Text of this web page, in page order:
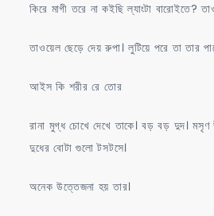
কিরে মাগী তরে না কইছি ল্যাংটা বারোইতে?
তাওয়েল ছেড়ে দেয় রুপা। লুটিয়ে পরে তা তার
আইস কি শরীর রে তোর
রানা মুগ্ধ চোখে দেখে তাকে। বড় বড় দুদ। মসৃণ
দুধের বোটা গুলো টসটসে।
অনেক উত্তেজনা হয় তার।